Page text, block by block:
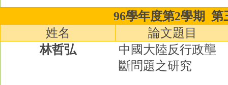
96學年度第2學期 第
姓名
論文題目
林哲弘
中國大陸反行政壟
斷問題之研究